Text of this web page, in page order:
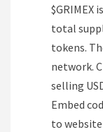
$GRIMEX
total
tokens.
network.
selling
Embed
to website